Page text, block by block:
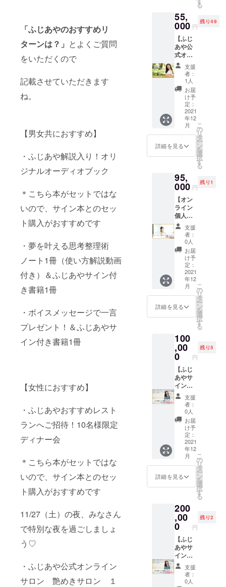
「ふじあやのおすすめリ
ターンは？」 とよくご質問
をいただくので
記載させていただきます
ね。
【男女共におすすめ】
・ふじあや解説入り！オリ
ジナルオーディオブック
＊こちら本がセットではな
いので、サイン本とのセッ
ト購入がおすすめです
・夢を叶える思考整理術
ノート1冊（使い方解説動画
付き）＆ふじあやサイン付
き書籍1冊
・ボイスメッセージで一言
プレゼント！＆ふじあやサ
イン付き書籍1冊
【女性におすすめ】
・ふじあやおすすめレスト
ランへご招待！10名様限定
ディナー会
＊こちら本がセットではな
いので、サイン本とのセッ
ト購入がおすすめです
11/27（土）の夜、みなさん
で特別な夜を過ごしましょ
う♡
・ふじあや公式オンライン
サロン 艶めきサロン １
の内容
は、イ
ラスト
レー
ターと
要相
談。）
18時〜
の予
定。
（お時
間前後
する可
能性が
ござい
ます）
場所：
東京都
内 レス
トラン
での
ディ
ナー、
乾杯の
ており
ます。
※開
催日
時、場
所は
メール
にてご
連絡を
させて
いただ
きま
す。
※東京都
の緊急
言等の
状況に
期にな
る可能
性がご
ざいま
す。日
程延期
となり
振替日
に参加
できな
い場合
は、手
数料を
差し引
いて返
金させ
だきま
す。
は、起
業副
業、ビ
ジネ
ス、
SNS発
信、人
間関
係・
パート
ナー
シップ
相談、
お金、
目標達
成方法
などお
びいた
だけま
す。 開
催日：
12月11
日
（土）
10時〜
※メール
にて
URLを
お送り
いたし
ます。
※所要時
間は、2
時間程
する可
能性が
ござい
ます）
る
55,
000 円
残り49
【ふじ
あや公
式オン
ライン
サロ
ン 艶
めきサ
ロン
１年間
優待参
加権利&
ふじあ
やサイ
ン付き
書籍1
冊】 ・
「ファ
ンは少
ないほ
うが稼
げま
す」１
冊。 ・
ふじあ
や直筆
サイン
入り。
・ふじ
あや公
式オン
ライン
サロ
ン”艶め
待参加
できる
権利で
す。 ＜
艶めき
サロン
詳細は
こちら
https://
ayacoc
och.wix
site.co
m/tsuy
ameki-
salon
支援
者：
1人
お届
け予
定：
2021
年12
月
詳細を見る
こ
の
リ
タ
ー
ン
を
選
択
す
る
95,
000 円
残り1
【オン
ライン
個人コ
ンサル
60分】
マン
ツーマ
ンコン
サルを
60分
間、受
けられ
ます。
起業副
業、ビ
ジネ
SNS発
信、人
間関
係・
パート
ナー
シップ
相談、
お金、
目標達
成方法
などお
好きな
テーマ
をお選
びいた
だけま
す。 ※
日程
は、別
致しま
す。
メール
にてご
連絡さ
せてい
ただき
ます。
支援
者：
0人
お届
け予
定：
2021
年12
月
詳細を見る
こ
の
リ
タ
ー
ン
を
選
択
す
る
100
,00
0 円
残り5
【ふじ
あやサ
イン付
き書籍
50冊
セット&
電話に
て15分
お礼の
個別
メッ
セー
ジ】
・新刊
「ファ
ンは少
うが稼
げま
す」50
冊。 ・
ふじあ
や直筆
サイン
入り。
をお送
りしま
支援
者：
0人
お届
け予
定：
2021
年12
月
詳細を見る
こ
の
リ
タ
ー
ン
を
選
択
す
る
200
,00
0 円
残り2
【ふじ
あやサ
イン付
き書籍
100冊
セット&
支援
者：
0人